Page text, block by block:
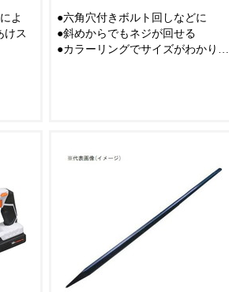
よ
けス
●六角穴付きボルト回しなどに
●斜めからでもネジが回せる
●カラーリングでサイズがわかりや